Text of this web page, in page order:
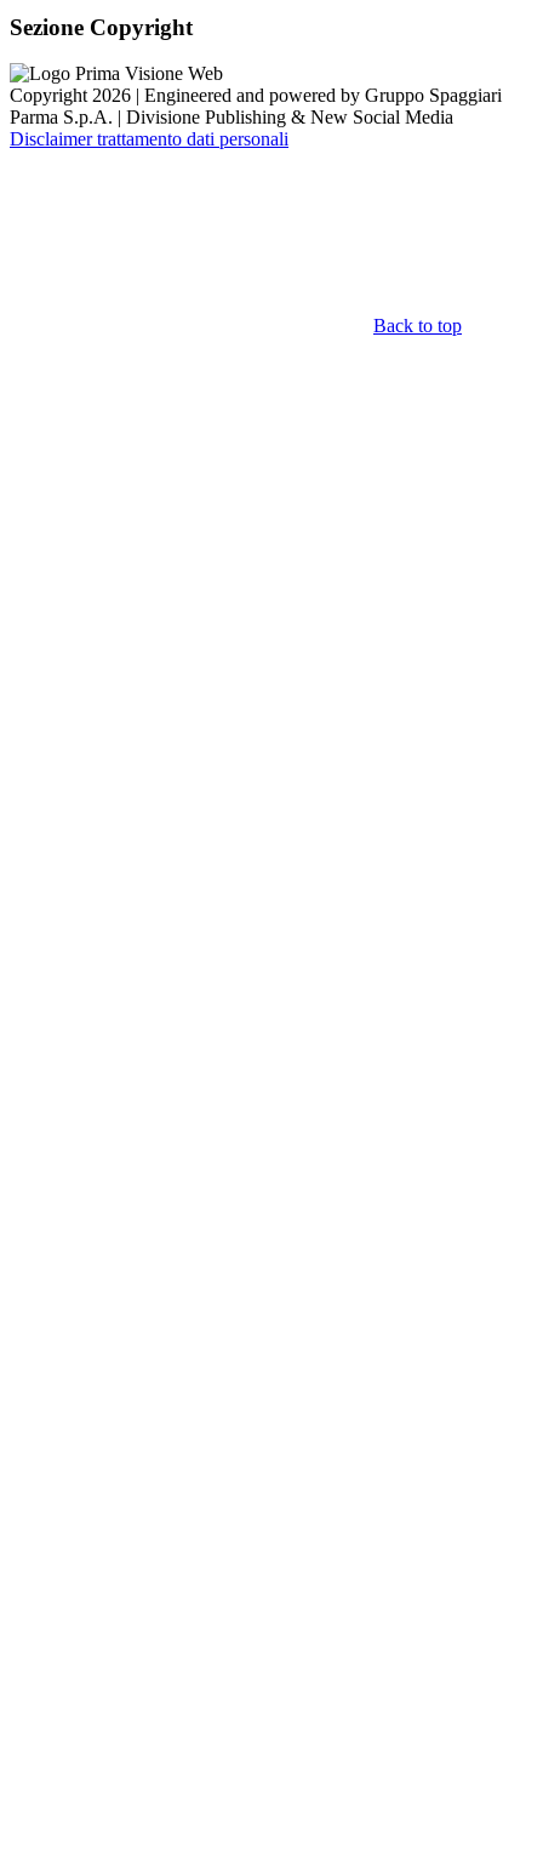
Sezione Copyright
Copyright 2026 | Engineered and powered by Gruppo Spaggiari
Parma S.p.A. | Divisione Publishing & New Social Media
Disclaimer trattamento dati personali
Back to top